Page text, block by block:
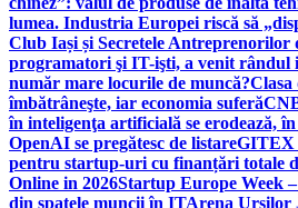
lumea. Industria Europei riscă să
Club Iași și Secretele Antreprenorilor
programatori şi IT-işti, a venit rândul
număr mare locurile de muncă?Clasa
îmbătrâneşte, iar economia suferă
în inteligenţa artificială se erodează,
OpenAI se pregătesc de listareGITEX
pentru startup-uri cu finanțări totale
Online in 2026Startup Europe Week
din spatele muncii în ITArena Ursilor